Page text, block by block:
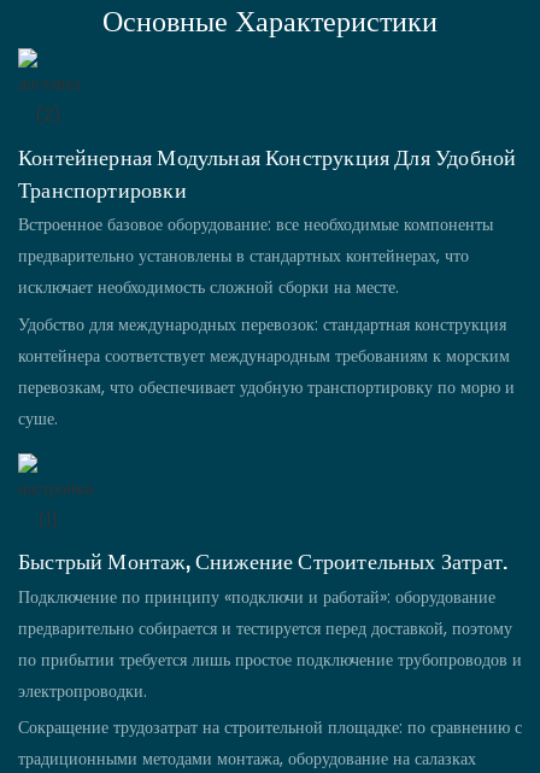
Основные Характеристики
Контейнерная Модульная Конструкция Для Удобной
Транспортировки
Встроенное базовое оборудование: все необходимые компоненты
предварительно установлены в стандартных контейнерах, что
исключает необходимость сложной сборки на месте.
Удобство для международных перевозок: стандартная конструкция
контейнера соответствует международным требованиям к морским
перевозкам, что обеспечивает удобную транспортировку по морю и
суше.
Быстрый Монтаж, Снижение Строительных Затрат.
Подключение по принципу «подключи и работай»: оборудование
предварительно собирается и тестируется перед доставкой, поэтому
по прибытии требуется лишь простое подключение трубопроводов и
электропроводки.
Сокращение трудозатрат на строительной площадке: по сравнению с
традиционными методами монтажа, оборудование на салазках